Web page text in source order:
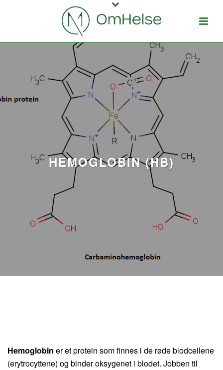
HEMOGLOBIN (HB)
Hemoglobin er et protein som finnes i de røde blodcellene
(erytrocyttene) og binder oksygenet i blodet. Jobben til